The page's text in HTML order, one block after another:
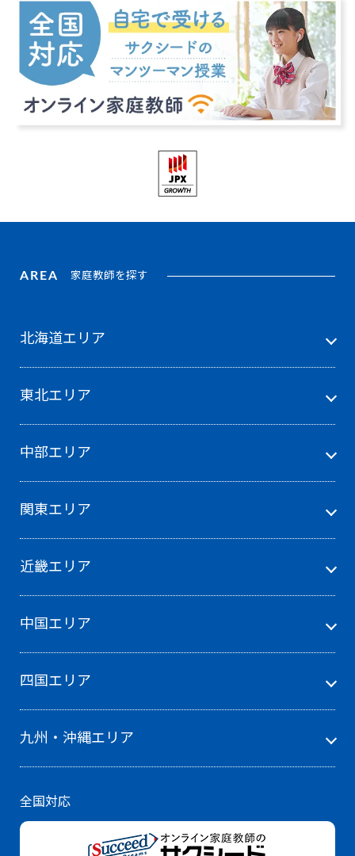
AREA 家庭教師を探す
北海道エリア
東北エリア
中部エリア
関東エリア
近畿エリア
中国エリア
四国エリア
九州・沖縄エリア
全国対応